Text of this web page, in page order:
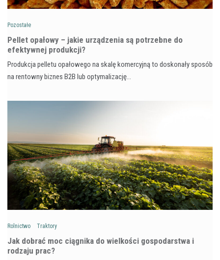
Pozostałe
Pellet opałowy – jakie urządzenia są potrzebne do
efektywnej produkcji?
Produkcja pelletu opałowego na skalę komercyjną to doskonały sposób
na rentowny biznes B2B lub optymalizację…
Rolnictwo Traktory
Jak dobrać moc ciągnika do wielkości gospodarstwa i
rodzaju prac?